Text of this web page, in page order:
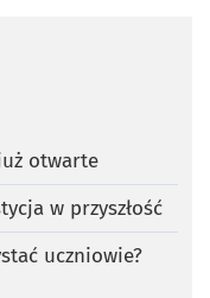
otwarte
w przyszłość
uczniowie?